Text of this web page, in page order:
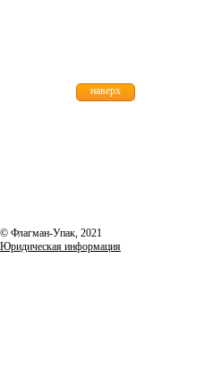
© Флагман-Упак, 2021
Юридическая информация
наверх